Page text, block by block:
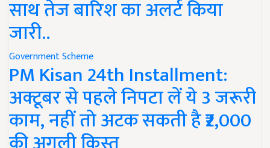
साथ तेज बारिश का अलर्ट किया
जारी..
Government Scheme
PM Kisan 24th Installment:
अक्टूबर से पहले निपटा लें ये 3 जरूरी
काम, नहीं तो अटक सकती है ₹2,000